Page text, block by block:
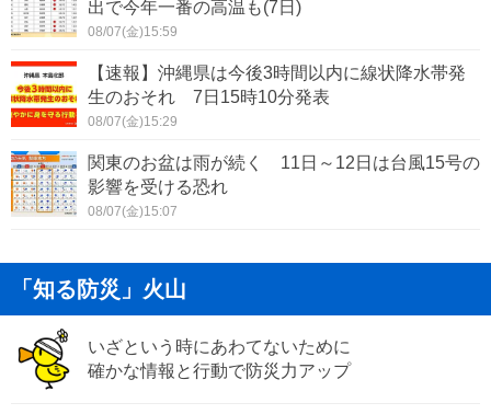
出で今年一番の高温も(7日)
08/07(金)15:59
【速報】沖縄県は今後3時間以内に線状降水帯発
生のおそれ 7日15時10分発表
08/07(金)15:29
関東のお盆は雨が続く 11日～12日は台風15号の
影響を受ける恐れ
08/07(金)15:07
「知る防災」火山
いざという時にあわてないために
確かな情報と行動で防災力アップ